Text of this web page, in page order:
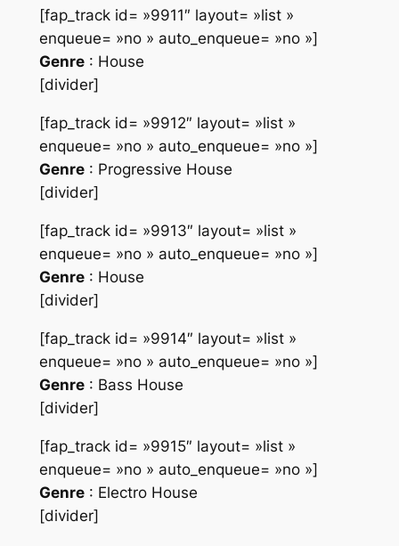
[fap_track id= »9911″ layout= »list »
enqueue= »no » auto_enqueue= »no »]
Genre: House
[divider]
[fap_track id= »9912″ layout= »list »
enqueue= »no » auto_enqueue= »no »]
Genre: Progressive House
[divider]
[fap_track id= »9913″ layout= »list »
enqueue= »no » auto_enqueue= »no »]
Genre: House
[divider]
[fap_track id= »9914″ layout= »list »
enqueue= »no » auto_enqueue= »no »]
Genre: Bass House
[divider]
[fap_track id= »9915″ layout= »list »
enqueue= »no » auto_enqueue= »no »]
Genre: Electro House
[divider]